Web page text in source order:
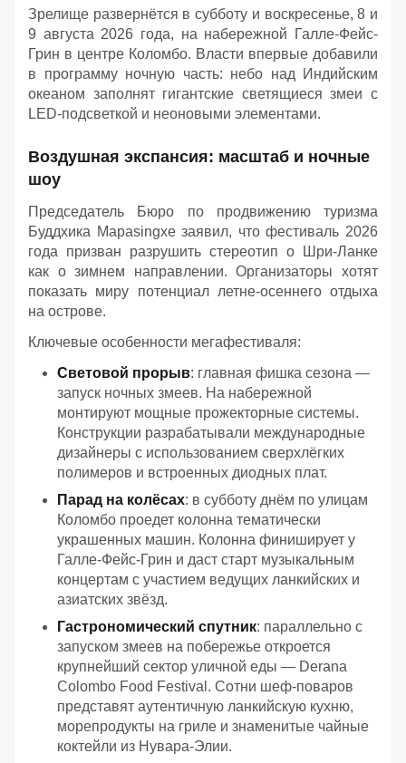
Зрелище развернётся в субботу и воскресенье, 8 и
9 августа 2026 года, на набережной Галле-Фейс-
Грин в центре Коломбо. Власти впервые добавили
в программу ночную часть: небо над Индийским
океаном заполнят гигантские светящиеся змеи с
LED-подсветкой и неоновыми элементами.
Воздушная экспансия: масштаб и ночные
шоу
Председатель Бюро по продвижению туризма
Буддхика Марasingхе заявил, что фестиваль 2026
года призван разрушить стереотип о Шри-Ланке
как о зимнем направлении. Организаторы хотят
показать миру потенциал летне-осеннего отдыха
на острове.
Ключевые особенности мегафестиваля:
Световой прорыв: главная фишка сезона —
запуск ночных змеев. На набережной
монтируют мощные прожекторные системы.
Конструкции разрабатывали международные
дизайнеры с использованием сверхлёгких
полимеров и встроенных диодных плат.
Парад на колёсах: в субботу днём по улицам
Коломбо проедет колонна тематически
украшенных машин. Колонна финиширует у
Галле-Фейс-Грин и даст старт музыкальным
концертам с участием ведущих ланкийских и
азиатских звёзд.
Гастрономический спутник: параллельно с
запуском змеев на побережье откроется
крупнейший сектор уличной еды — Derana
Colombo Food Festival. Сотни шеф-поваров
представят аутентичную ланкийскую кухню,
морепродукты на гриле и знаменитые чайные
коктейли из Нувара-Элии.